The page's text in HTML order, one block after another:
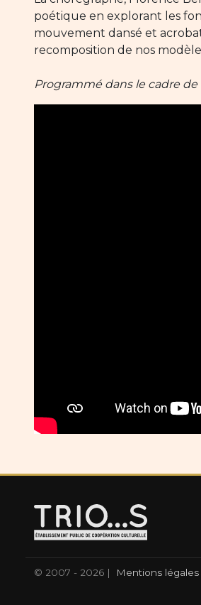
poétique en explorant les
mouvement dansé et
recomposition de nos
Programmé dans le cadre
© 2007 - 2026 | Mentions légales